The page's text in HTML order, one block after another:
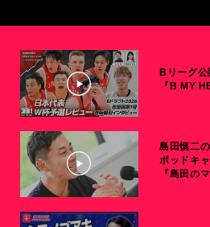
Bリーグ公
『B MY
島田慎二の
ポッドキ
『島田の